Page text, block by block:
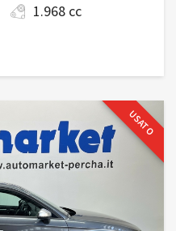
1.968 cc
USATO